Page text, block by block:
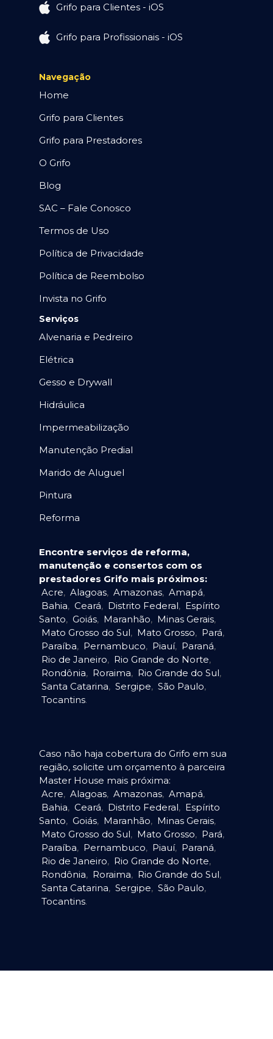
Grifo para Clientes - iOS
Grifo para Profissionais - iOS
Navegação
Home
Grifo para Clientes
Grifo para Prestadores
O Grifo
Blog
SAC – Fale Conosco
Termos de Uso
Política de Privacidade
Política de Reembolso
Invista no Grifo
Serviços
Alvenaria e Pedreiro
Elétrica
Gesso e Drywall
Hidráulica
Impermeabilização
Manutenção Predial
Marido de Aluguel
Pintura
Reforma
Encontre serviços de reforma,
manutenção e consertos com os
prestadores Grifo mais próximos:
Acre, Alagoas, Amazonas, Amapá,
Bahia, Ceará, Distrito Federal, Espírito
Santo, Goiás, Maranhão, Minas Gerais,
Mato Grosso do Sul, Mato Grosso, Pará,
Paraíba, Pernambuco, Piauí, Paraná,
Rio de Janeiro, Rio Grande do Norte,
Rondônia, Roraima, Rio Grande do Sul,
Santa Catarina, Sergipe, São Paulo,
Tocantins.
Caso não haja cobertura do Grifo em sua
região, solicite um orçamento à parceira
Master House mais próxima:
Acre, Alagoas, Amazonas, Amapá,
Bahia, Ceará, Distrito Federal, Espírito
Santo, Goiás, Maranhão, Minas Gerais,
Mato Grosso do Sul, Mato Grosso, Pará,
Paraíba, Pernambuco, Piauí, Paraná,
Rio de Janeiro, Rio Grande do Norte,
Rondônia, Roraima, Rio Grande do Sul,
Santa Catarina, Sergipe, São Paulo,
Tocantins.